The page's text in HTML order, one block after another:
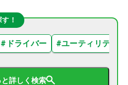
！
# ドライバー #ユーティリティ
と詳しく検索